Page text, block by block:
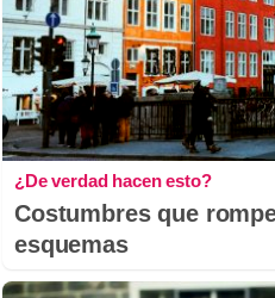
¿De verdad hacen esto?
Costumbres que
esquemas